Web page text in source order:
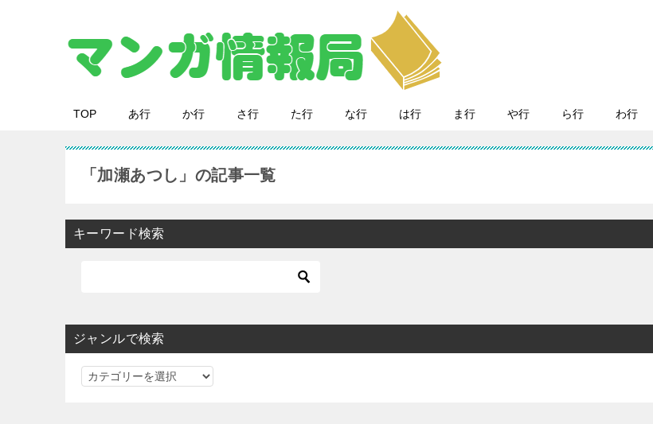
TOP あ行 か行 さ行 た行 な行 は行 ま行 や行 ら行 わ行
「加瀬あつし」の記事一覧
キーワード検索
ジャンルで検索
ジ